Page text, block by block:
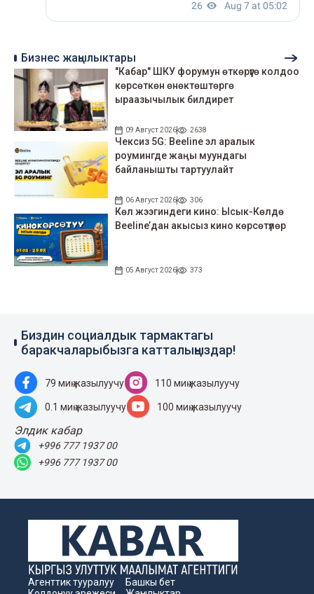
Бизнес жаңылыктары
"Кабар" ШКУ форумун өткөрүүгө колдоо
көрсөткөн өнөктөштөргө
ыраазычылык билдирет
09 Август 2026 2638
Чексиз 5G: Beeline эл аралык
роумингде жаңы муундагы
байланышты тартуулайт
06 Август 2026 306
Көл жээгиндеги кино: Ысык-Көлдө
Beeline’дан акысыз кино көрсөтүлөр
05 Август 2026 373
Биздин социалдык тармактагы
баракчаларыбызга катталыңыздар!
79 миң жазылуучу 110 миң жазылуучу
0.1 миң жазылуучу 100 миң жазылуучу
Элдик кабар
+996 777 1937 00
+996 777 1937 00
Агенттик тууралуу
Башкы бет